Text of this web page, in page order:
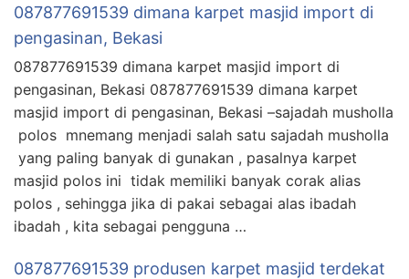
087877691539 dimana karpet masjid import di
pengasinan, Bekasi
087877691539 dimana karpet masjid import di
pengasinan, Bekasi 087877691539 dimana karpet
masjid import di pengasinan, Bekasi –sajadah musholla
polos mnemang menjadi salah satu sajadah musholla
yang paling banyak di gunakan , pasalnya karpet
masjid polos ini tidak memiliki banyak corak alias
polos , sehingga jika di pakai sebagai alas ibadah
ibadah , kita sebagai pengguna …
087877691539 produsen karpet masjid terdekat